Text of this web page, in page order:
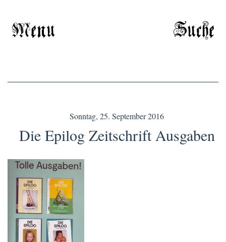
Menu Suche
Sonntag, 25. September 2016
Die Epilog Zeitschrift Ausgaben